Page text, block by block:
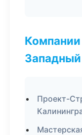
Компании
Проект-